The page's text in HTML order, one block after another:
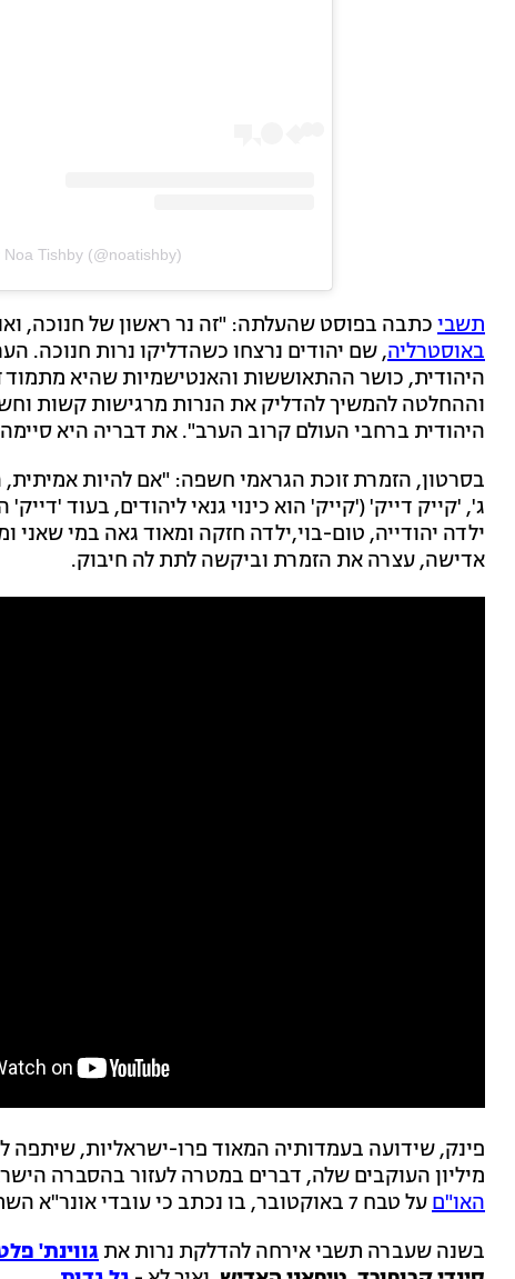
Tishby (@noatishby)
תשבי כתבה בפוסט שהעלתה: "זה נר ראשון של חנוכה,
באוסטרליה, שם יהודים נרצחו כשהדליקו נרות חנוכה.
היהודית, כושר ההתאוששות והאנטישמיות שהיא
וההחלטה להמשיך להדליק את הנרות מרגישות קשות
היהודית ברחבי העולם קרוב הערב". את דבריה היא
בסרטון, הזמרת זוכת הגראמי חשפה: "אם להיות
ג', 'קייק דייק' ('קייק' הוא כינוי גנאי ליהודים, בעוד
ילדה יהודייה, טום-בוי,ילדה חזקה ומאוד גאה במי
אדישה, עצרה את הזמרת וביקשה לתת לה חיבוק.
מיליון העוקבים שלה, דברים במטרה לעזור בהסברה
האו"ם על טבח 7 באוקטובר, בו נכתב כי עובדי אונר"א השתתפו באירוע.
בשנה שעברה תשבי אירחה להדלקת נרות את גווינת'